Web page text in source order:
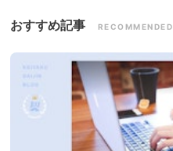
おすすめ記事 RECOMMENDED